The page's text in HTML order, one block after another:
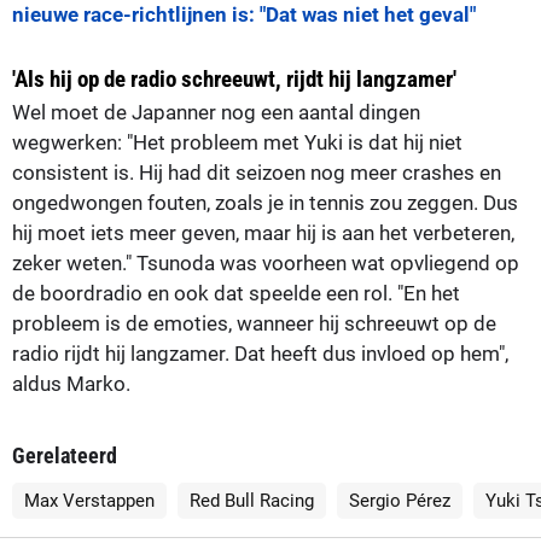
nieuwe race-richtlijnen is: "Dat was niet het geval"
'Als hij op de radio schreeuwt, rijdt hij langzamer'
Wel moet de Japanner nog een aantal dingen
wegwerken: "Het probleem met Yuki is dat hij niet
consistent is. Hij had dit seizoen nog meer crashes en
ongedwongen fouten, zoals je in tennis zou zeggen. Dus
hij moet iets meer geven, maar hij is aan het verbeteren,
zeker weten." Tsunoda was voorheen wat opvliegend op
de boordradio en ook dat speelde een rol. "En het
probleem is de emoties, wanneer hij schreeuwt op de
radio rijdt hij langzamer. Dat heeft dus invloed op hem",
aldus Marko.
Gerelateerd
Max Verstappen Red Bull Racing Sergio Pérez Yuki